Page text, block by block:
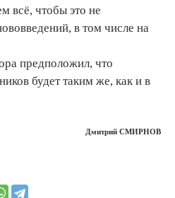
всё, чтобы это не
в том числе на
предположил, что
будет таким же, как и в
Дмитрий СМИРНОВ